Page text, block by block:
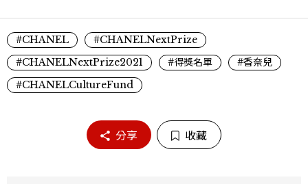
#CHANEL
#CHANELNextPrize
#CHANELNextPrize2021
#得獎名單
#香奈兒
#CHANELCultureFund
分享 收藏